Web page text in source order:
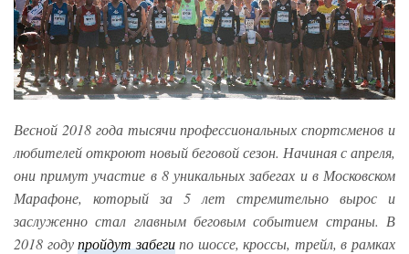
Весной 2018 года тысячи профессиональных спортсменов и
любителей откроют новый беговой сезон. Начиная с апреля,
они примут участие в 8 уникальных забегах и в Московском
Марафоне, который за 5 лет стремительно вырос и
заслуженно стал главным беговым событием страны. В
2018 годупройдут забегипо шоссе, кроссы, трейл, в рамках